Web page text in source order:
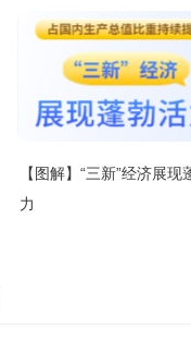
【图解】“三新”经济展现
力